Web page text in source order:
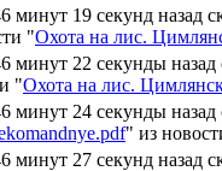
минут 19 секунд назад
"Охота на лис.
минут 22 секунды назад
"Охота на лис.
минут 24 секунды назад
" из
минут 27 секунд назад